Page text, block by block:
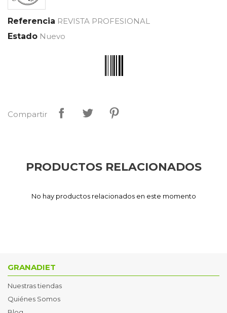
Referencia REVISTA PROFESIONAL
Estado Nuevo
Compartir
PRODUCTOS RELACIONADOS
No hay productos relacionados en este momento
GRANADIET
Nuestras tiendas
Quiénes Somos